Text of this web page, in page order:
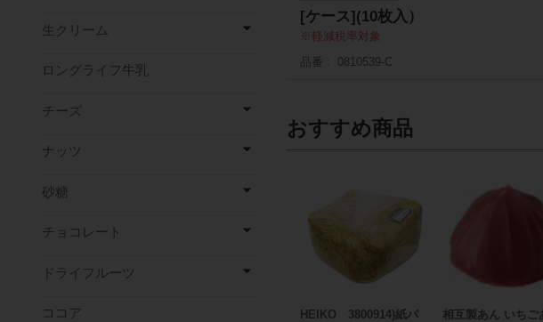
[ケース](10枚入）
軽減税率対象
品番
0810539-C
おすすめ商品
HEIKO 3800914)紙パ
相互製あん いちご
生クリーム
ロングライフ牛乳
チーズ
ナッツ
砂糖
チョコレート
ドライフルーツ
ココア